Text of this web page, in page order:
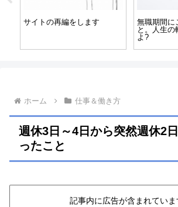
つ病。地方移住が人生の転機
大きく変化
しい
ホーム 仕事＆働き方
週休3日～4日から突然週休2
ったこと
記事内に広告が含まれていま